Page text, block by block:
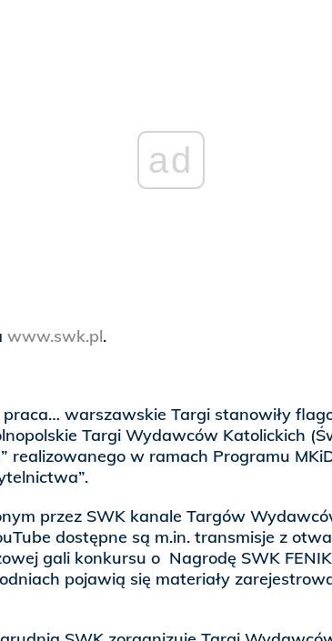
ad
www.swk.pl.
praca… warszawskie Targi stanowiły
Targi Wydawców Katolickich
realizowanego w ramach Programu
przez SWK kanale Targów
dostępne są m.in. transmisje z
gali konkursu o Nagrodę SWK
pojawią się materiały